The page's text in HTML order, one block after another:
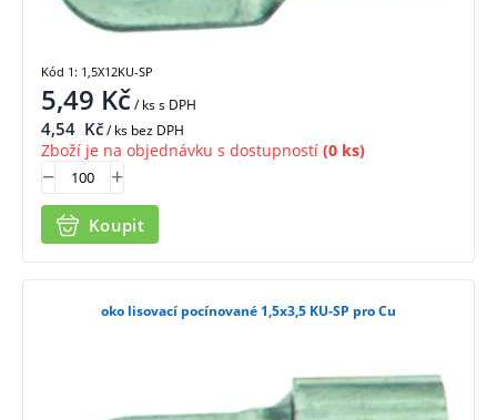
5,49 Kč/ kss DPH
4,54 Kč/ ks bez DPH
Zboží je na objednávku s dostupností (0 ks)
Koupit
Kód 1: 1,5X12KU-SP
oko lisovací pocínované 1,5x3,5 KU-SP pro Cu